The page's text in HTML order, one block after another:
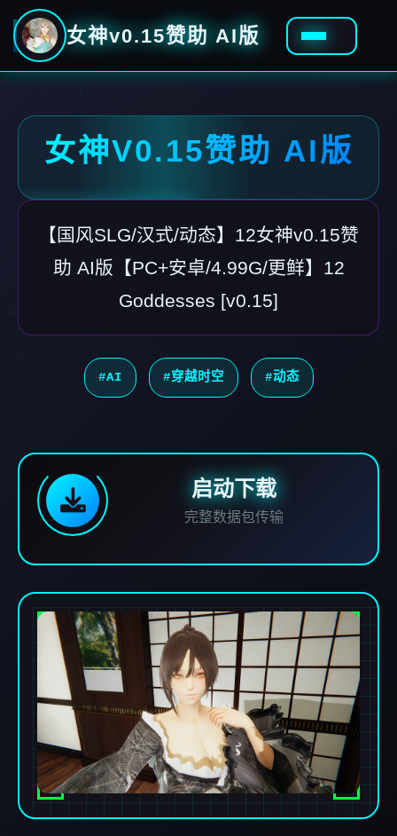
女神v0.15赞助 AI版
女神V0.15赞助 AI版
【国风SLG/汉式/动态】12女神v0.15赞
助 AI版【PC+安卓/4.99G/更鲜】12
Goddesses [v0.15]
#AI #穿越时空 #动态
启动下载
完整数据包传输